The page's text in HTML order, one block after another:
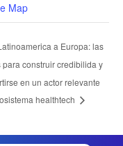
Map
a Europa: las
para construir credibilida y
en un actor relevante
healthtech